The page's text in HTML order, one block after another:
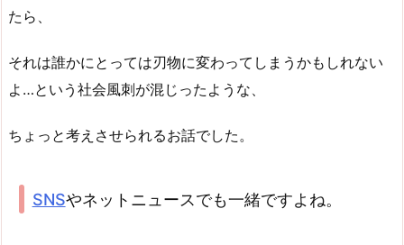
たら、
それは誰かにとっては刃物に変わってしまうかもしれない
よ…という社会風刺が混じったような、
ちょっと考えさせられるお話でした。
SNSやネットニュースでも一緒ですよね。